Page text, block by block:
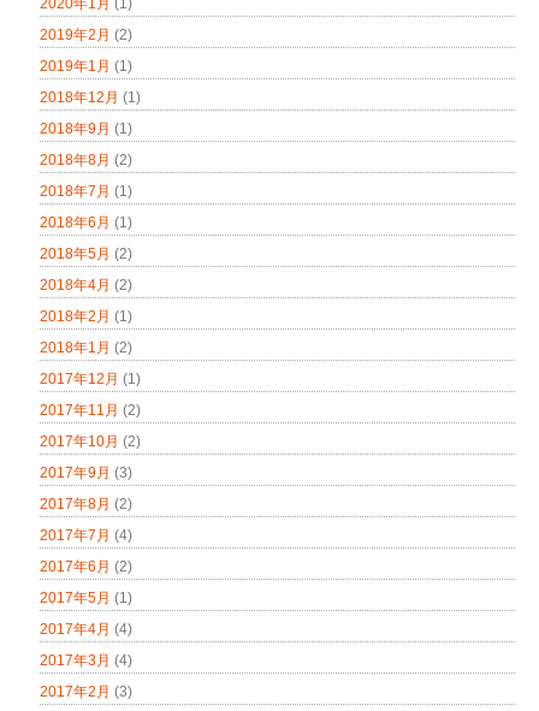
2019年2月 (2)
2019年1月 (1)
2018年12月 (1)
2018年9月 (1)
2018年8月 (2)
2018年7月 (1)
2018年6月 (1)
2018年5月 (2)
2018年4月 (2)
2018年2月 (1)
2018年1月 (2)
2017年12月 (1)
2017年11月 (2)
2017年10月 (2)
2017年9月 (3)
2017年8月 (2)
2017年7月 (4)
2017年6月 (2)
2017年5月 (1)
2017年4月 (4)
2017年3月 (4)
2017年2月 (3)